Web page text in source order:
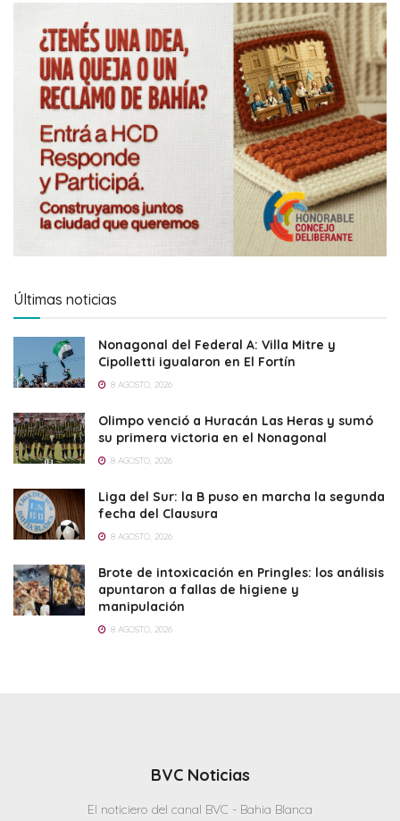
Últimas noticias
Nonagonal del Federal A: Villa Mitre y
Cipolletti igualaron en El Fortín
8 AGOSTO, 2026
Olimpo venció a Huracán Las Heras y sumó
su primera victoria en el Nonagonal
8 AGOSTO, 2026
Liga del Sur: la B puso en marcha la segunda
fecha del Clausura
8 AGOSTO, 2026
Brote de intoxicación en Pringles: los análisis
apuntaron a fallas de higiene y
manipulación
8 AGOSTO, 2026
BVC Noticias
El noticiero del canal BVC - Bahia Blanca